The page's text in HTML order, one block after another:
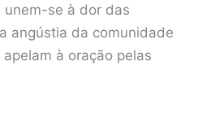
unem-se à dor das
angústia da comunidade
à oração pelas